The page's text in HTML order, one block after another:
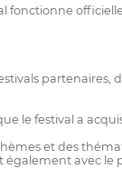
fonctionne
partenaires,
le festival a
et des
avec le